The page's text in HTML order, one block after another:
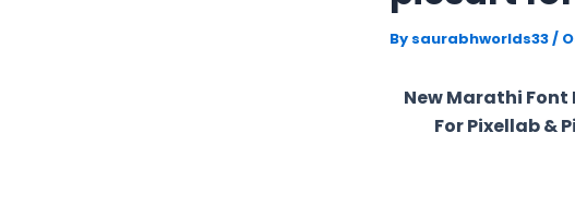
By saurabhworlds33/
New Marathi Font
For Pixellab &